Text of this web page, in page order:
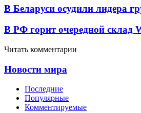
В Беларуси осудили лидера
В РФ горит очередной склад
Читать комментарии
Новости мира
Последние
Популярные
Комментируемые